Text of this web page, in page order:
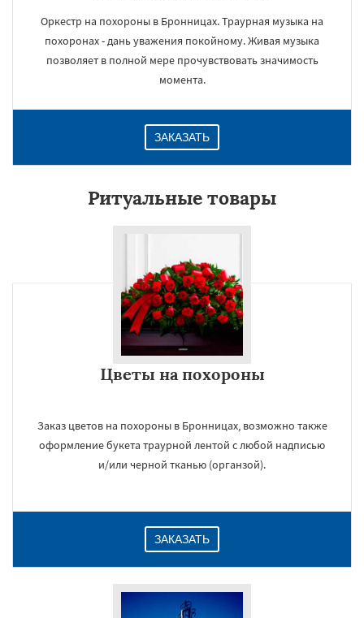
Оркестр на похороны в Бронницах. Траурная музыка на
похоронах - дань уважения покойному. Живая музыка
позволяет в полной мере прочувствовать значимость
момента.
ЗАКАЗАТЬ
Ритуальные товары
Цветы на похороны
Заказ цветов на похороны в Бронницах, возможно также
оформление букета траурной лентой с любой надписью
и/или черной тканью (органзой).
ЗАКАЗАТЬ